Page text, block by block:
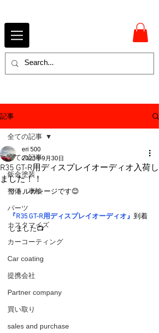
記事
全ての記事
鈑金塗装
整備、車検
パーツ
カスタマイズ
カーコーティング
Car coating
提携会社
Partner company
買い取り
sales and purchase
全ての記事
R35 GT-R用ディスプレイオーディオ入荷し
ました！！
eri 500
2023年9月30日
リトルガレージです😊
『R35 GT-R用ディスプレイオーディオ』 到着
しました📺